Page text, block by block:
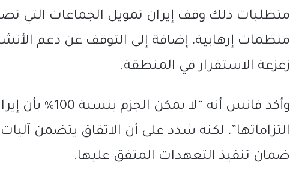
متطلبات ذلك وقف إيران تمويل الجماعات التي
منظمات إرهابية، إضافة إلى التوقف عن دعم
زعزعة الاستقرار في المنطقة.
وأكد فانس أنه “لا
التزاماتها”، لكنه شدد على أن الاتفاق يتضمن
ضمان تنفيذ التعهدات المتفق عليها.